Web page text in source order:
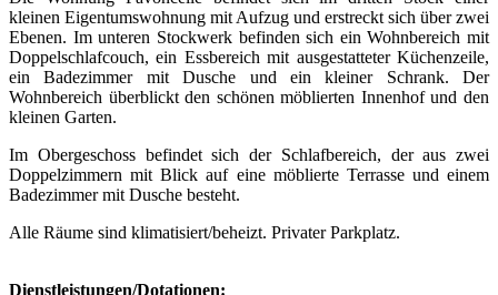
kleinen Eigentumswohnung mit Aufzug und erstreckt sich über zwei
Ebenen. Im unteren Stockwerk befinden sich ein Wohnbereich mit
Doppelschlafcouch, ein Essbereich mit ausgestatteter Küchenzeile,
ein Badezimmer mit Dusche und ein kleiner Schrank. Der
Wohnbereich überblickt den schönen möblierten Innenhof und den
kleinen Garten.
Im Obergeschoss befindet sich der Schlafbereich, der aus zwei
Doppelzimmern mit Blick auf eine möblierte Terrasse und einem
Badezimmer mit Dusche besteht.
Alle Räume sind klimatisiert/beheizt. Privater Parkplatz.
Dienstleistungen/Dotationen: